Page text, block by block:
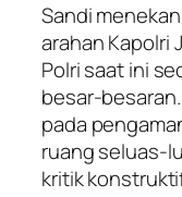
​Sandi
arahan Kapolri
Polri saat ini
besar-
pada
ruang seluas-
kritik